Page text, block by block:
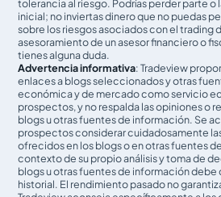
tolerancia al riesgo. Podrías perder parte o
inicial; no inviertas dinero que no puedas
sobre los riesgos asociados con el trading
asesoramiento de un asesor financiero o
tienes alguna duda.
Advertencia informativa: Tradeview
enlaces a blogs seleccionados y otras
económica y de mercado como servicio
prospectos, y no respalda las opiniones o
blogs u otras fuentes de información. Se
prospectos considerar cuidadosamente
ofrecidos en los blogs o en otras fuentes
contexto de su propio análisis y toma de
blogs u otras fuentes de información debe
historial. El rendimiento pasado no